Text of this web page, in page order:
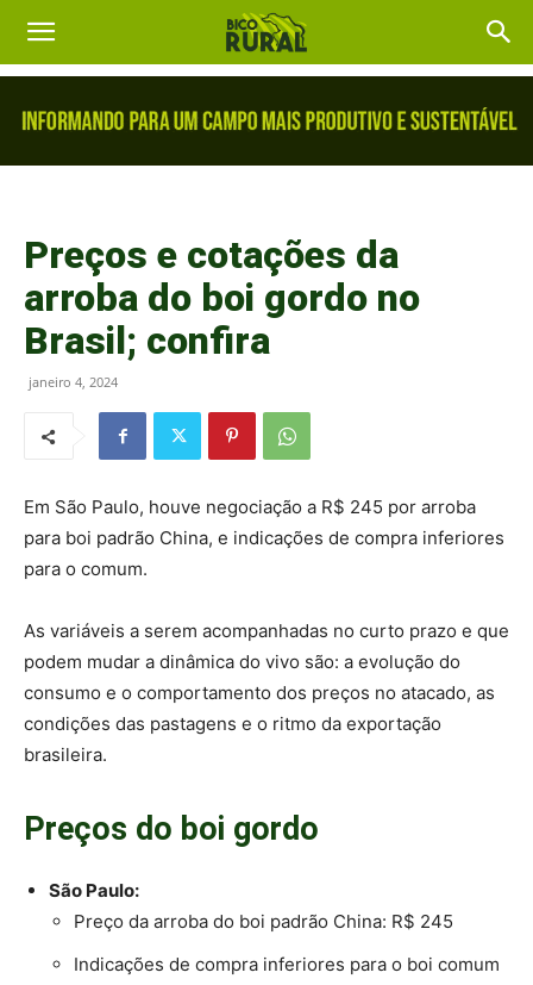
Preços e cotações da
arroba do boi gordo no
Brasil; confira
janeiro 4, 2024
Em São Paulo, houve negociação a R$ 245 por arroba
para boi padrão China, e indicações de compra inferiores
para o comum.
As variáveis a serem acompanhadas no curto prazo e que
podem mudar a dinâmica do vivo são: a evolução do
consumo e o comportamento dos preços no atacado, as
condições das pastagens e o ritmo da exportação
brasileira.
Preços do boi gordo
São Paulo:
Preço da arroba do boi padrão China: R$ 245
Indicações de compra inferiores para o boi comum